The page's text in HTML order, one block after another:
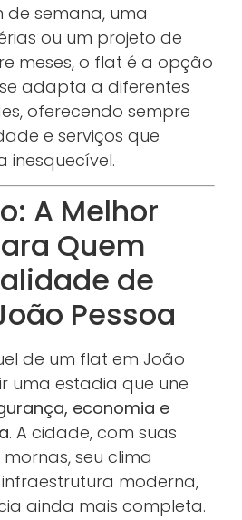
de semana, uma
ou um projeto de
meses, o flat é a opção
se adapta a diferentes
oferecendo sempre
e serviços que
inesquecível.
A Melhor
Quem
de
Pessoa
de um flat em João
uma estadia que une
economia e
. A cidade, com suas
seu clima
moderna,
ainda mais completa.